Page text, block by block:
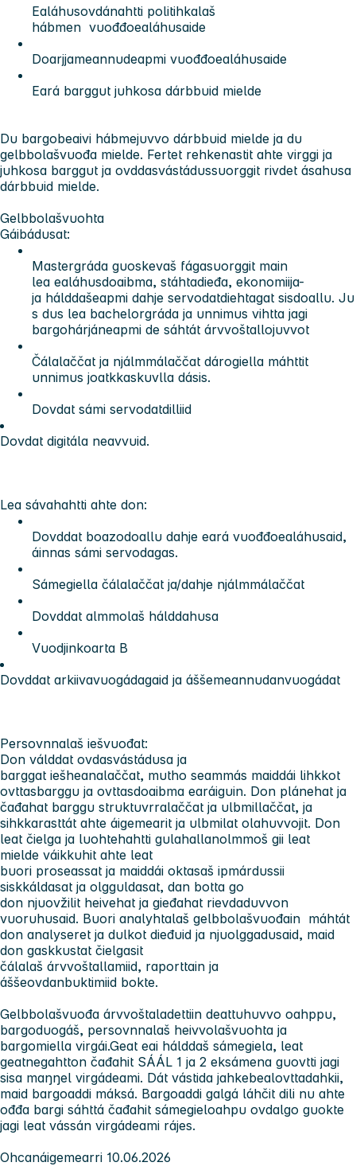
Ealáhusovdánahtti politihkalaš
hábmen vuođđoealáhusaide
Doarjjameannudeapmi vuođđoealáhusaide
Eará barggut juhkosa dárbbuid mielde
Du bargobeaivi hábmejuvvo dárbbuid mielde ja du
gelbbolašvuođa mielde. Fertet rehkenastit ahte virggi ja
juhkosa barggut ja ovddasvástádussuorggit rivdet ásahusa
dárbbuid mielde.
Gelbbolašvuohta
Gáibádusat:
Mastergráda guoskevaš fágasuorggit main
lea ealáhusdoaibma, stáhtadieđa, ekonomiija-
ja hálddašeapmi dahje servodatdiehtagat sisdoallu. Ju
s dus lea bachelorgráda ja unnimus vihtta jagi
bargohárjáneapmi de sáhtát árvvoštallojuvvot
Čálalaččat ja njálmmálaččat dárogiella máhttit
unnimus joatkkaskuvlla dásis.
Dovdat sámi servodatdilliid
Dovdat digitála neavvuid.
Lea sávahahtti ahte don:
Dovddat boazodoallu dahje eará vuođđoealáhusaid,
áinnas sámi servodagas.
Sámegiella čálalaččat ja/dahje njálmmálaččat
Dovddat almmolaš hálddahusa
Vuodjinkoarta B
Dovddat arkiivavuogádagaid ja áššemeannudanvuogádat
Persovnnalaš iešvuođat:
Don válddat ovdasvástádusa ja
barggat iešheanalaččat, mutho seammás maiddái lihkkot
ovttasbarggu ja ovttasdoaibma earáiguin. Don plánehat ja
čađahat barggu struktuvrralaččat ja ulbmillaččat, ja
sihkkarasttát ahte áigemearit ja ulbmilat olahuvvojit. Don
leat čielga ja luohtehahtti gulahallanolmmoš gii leat
mielde váikkuhit ahte leat
buori proseassat ja maiddái oktasaš ipmárdussii
siskkáldasat ja olgguldasat, dan botta go
don njuovžilit heivehat ja gieđahat rievdaduvvon
vuoruhusaid. Buori analyhtalaš gelbbolašvuođain máhtát
don analyseret ja dulkot dieđuid ja njuolggadusaid, maid
don gaskkustat čielgasit
čálalaš árvvoštallamiid, raporttain ja
áššeovdanbuktimiid bokte.
Gelbbolašvuođa árvvoštaladettiin deattuhuvvo oahppu,
bargoduogáš, persovnnalaš heivvolašvuohta ja
bargomiella virgái.Geat eai hálddaš sámegiela, leat
geatnegahtton čađahit SÁÁL 1 ja 2 eksámena guovtti jagi
sisa maŋŋel virgádeami. Dát vástida jahkebealovttadahkii,
maid bargoaddi máksá. Bargoaddi galgá láhčit dili nu ahte
ođđa bargi sáhttá čađahit sámegieloahpu ovdalgo guokte
jagi leat vássán virgádeami rájes.
Ohcanáigemearri 10.06.2026